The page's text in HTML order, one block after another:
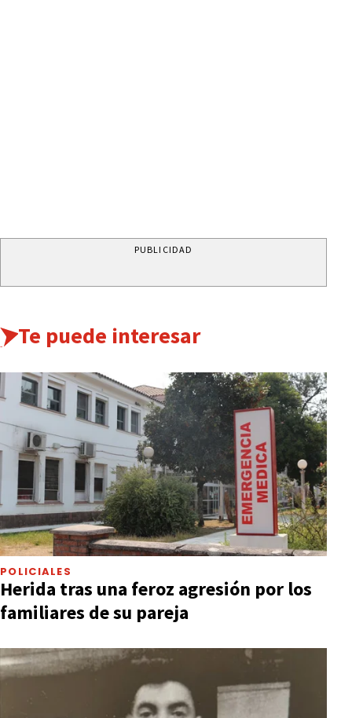
PUBLICIDAD
Te puede interesar
POLICIALES
Herida tras una feroz agresión por los
familiares de su pareja